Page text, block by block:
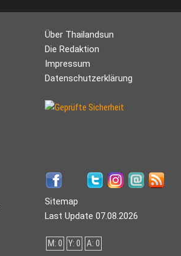
Über Thailandsun
Die Redaktion
Impressum
Datenschutzerklärung
Sitemap
Last Update 07.08.2026
M: 0 Y: 0 A: 0